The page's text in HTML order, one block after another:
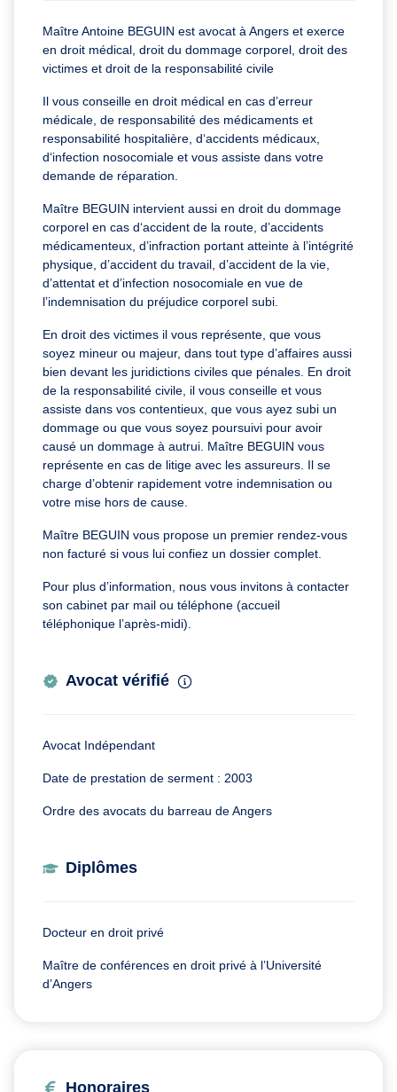
Maître Antoine BEGUIN est avocat à Angers et exerce
en droit médical, droit du dommage corporel, droit des
victimes et droit de la responsabilité civile
Il vous conseille en droit médical en cas d’erreur
médicale, de responsabilité des médicaments et
responsabilité hospitalière, d‘accidents médicaux,
d‘infection nosocomiale et vous assiste dans votre
demande de réparation.
Maître BEGUIN intervient aussi en droit du dommage
corporel en cas d‘accident de la route, d’accidents
médicamenteux, d’infraction portant atteinte à l’intégrité
physique, d’accident du travail, d’accident de la vie,
d’attentat et d’infection nosocomiale en vue de
l’indemnisation du préjudice corporel subi.
En droit des victimes il vous représente, que vous
soyez mineur ou majeur, dans tout type d’affaires aussi
bien devant les juridictions civiles que pénales. En droit
de la responsabilité civile, il vous conseille et vous
assiste dans vos contentieux, que vous ayez subi un
dommage ou que vous soyez poursuivi pour avoir
causé un dommage à autrui. Maître BEGUIN vous
représente en cas de litige avec les assureurs. Il se
charge d’obtenir rapidement votre indemnisation ou
votre mise hors de cause.
Maître BEGUIN vous propose un premier rendez-vous
non facturé si vous lui confiez un dossier complet.
Pour plus d’information, nous vous invitons à contacter
son cabinet par mail ou téléphone (accueil
téléphonique l’après-midi).
Avocat vérifié
Avocat Indépendant
Date de prestation de serment : 2003
Ordre des avocats du barreau de Angers
Diplômes
Docteur en droit privé
Maître de conférences en droit privé à l’Université
d’Angers
Honoraires